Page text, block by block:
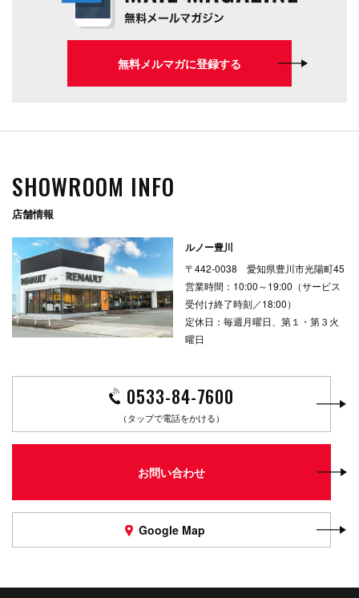
無料メルマガに登録する
SHOWROOM INFO
店舗情報
ルノー豊川
〒442-0038 愛知県豊川市光陽町45
営業時間：10:00～19:00（サービス
受付け終了時刻／18:00）
定休日：毎週月曜日、第１・第３火
曜日
0533-84-7600
（タップで電話をかける）
お問い合わせ
Google Map